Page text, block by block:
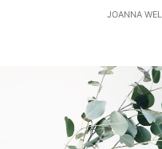
JOANNA